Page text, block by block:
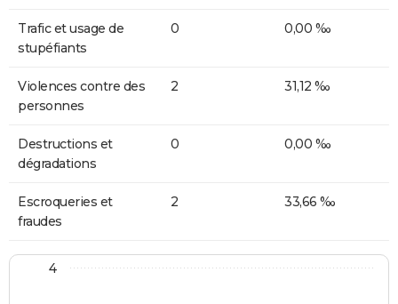
Trafic et usage de
stupéfiants
0 0,00 ‰
Violences contre des
personnes
2 31,12 ‰
Destructions et
dégradations
0 0,00 ‰
Escroqueries et
fraudes
2 33,66 ‰
4